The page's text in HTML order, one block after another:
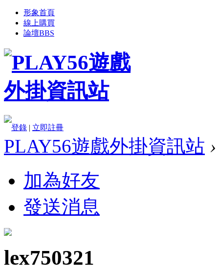
形象首頁
線上購買
論壇BBS
登錄 | 立即註冊
PLAY56遊戲外掛資訊站 ›
加為好友
發送消息
lex750321